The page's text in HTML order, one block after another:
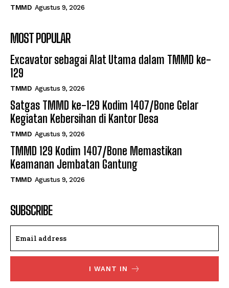
TMMD Agustus 9, 2026
MOST POPULAR
Excavator sebagai Alat Utama dalam TMMD ke-
129
TMMD Agustus 9, 2026
Satgas TMMD ke-129 Kodim 1407/Bone Gelar
Kegiatan Kebersihan di Kantor Desa
TMMD Agustus 9, 2026
TMMD 129 Kodim 1407/Bone Memastikan
Keamanan Jembatan Gantung
TMMD Agustus 9, 2026
SUBSCRIBE
I WANT IN